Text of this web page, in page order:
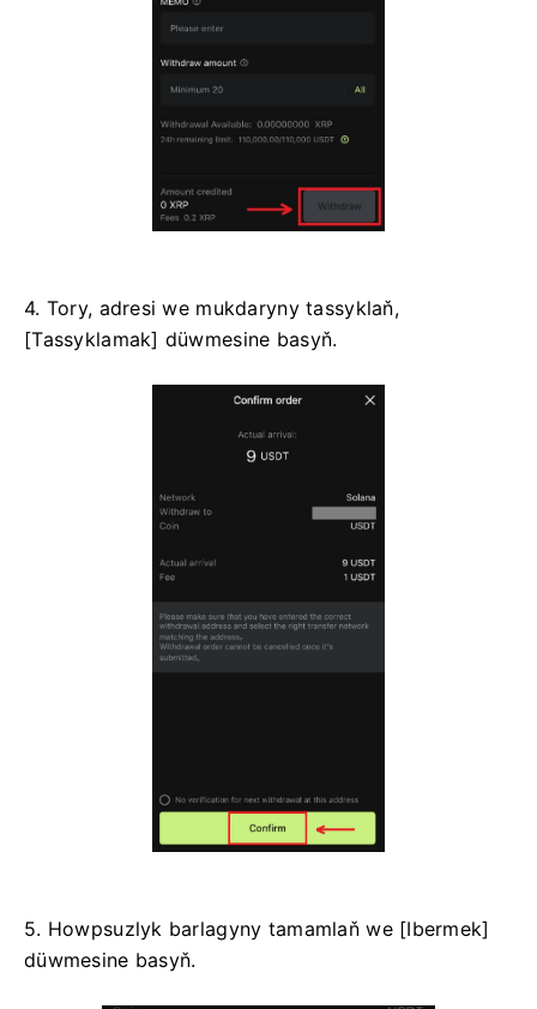
4. Tory, adresi we mukdaryny tassyklaň,
[Tassyklamak] düwmesine basyň.
5. Howpsuzlyk barlagyny tamamlaň we [Ibermek]
düwmesine basyň.